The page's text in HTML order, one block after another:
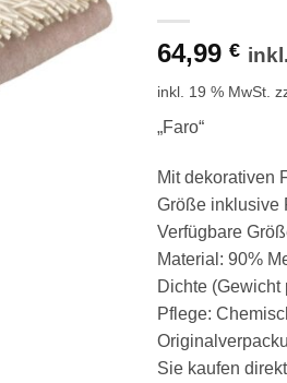
64,99 €
inkl. 19 % MwSt.
„Faro“
Mit dekorativen
Größe inklusive
Verfügbare
Material: 90%
Dichte (Gewicht
Pflege:
Sie kaufen